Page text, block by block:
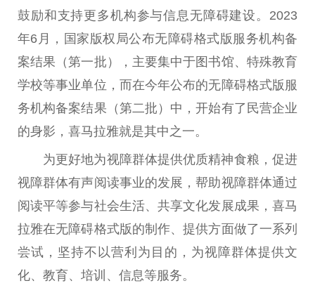
鼓励和支持更多机构参与信息无障碍建设。2023
年6月，国家版权局公布无障碍格式版服务机构备
案结果（第一批），主要集中于图书馆、特殊教育
学校等事业单位，而在今年公布的无障碍格式版服
务机构备案结果（第二批）中，开始有了民营企业
的身影，喜马拉雅就是其中之一。
为更好地为视障群体提供优质精神食粮，促进
视障群体有声阅读事业的发展，帮助视障群体通过
阅读平等参与社会生活、共享文化发展成果，喜马
拉雅在无障碍格式版的制作、提供方面做了一系列
尝试，坚持不以营利为目的，为视障群体提供文
化、教育、培训、信息等服务。